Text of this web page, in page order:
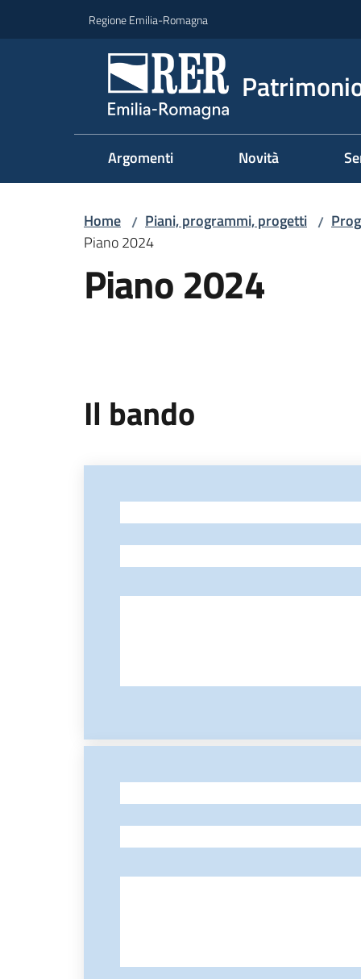
Regione Emilia-Romagna
Argomenti Novità
Home / Piani, programmi, progetti /
Piano 2024
Piano 2024
Il bando
-
-